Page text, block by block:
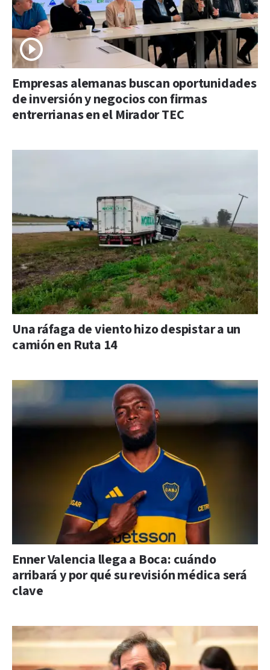
Empresas alemanas buscan oportunidades
de inversión y negocios con firmas
entrerrianas en el Mirador TEC
Una ráfaga de viento hizo despistar a un
camión en Ruta 14
Enner Valencia llega a Boca: cuándo
arribará y por qué su revisión médica será
clave